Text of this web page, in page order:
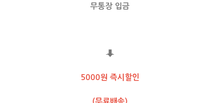
무통장 입금
⬇
5000원 즉시할인
(무료배송)